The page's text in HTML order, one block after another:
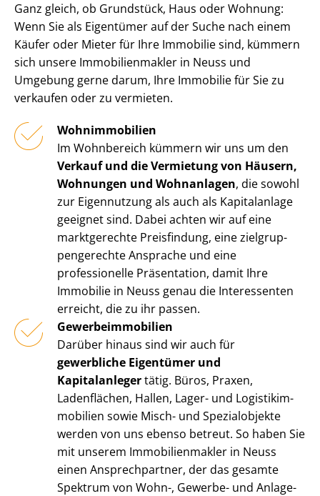
Ganz gleich, ob Grundstück, Haus oder Wohnung:
Wenn Sie als Eigentümer auf der Suche nach einem
Käufer oder Mieter für Ihre Immobilie sind, kümmern
sich unsere Im­mo­bi­li­en­mak­ler in Neuss und
Umgebung gerne darum, Ihre Immobilie für Sie zu
verkaufen oder zu vermieten.
Wohnimmobilien
Im Wohnbereich kümmern wir uns um den
Verkauf und die Vermietung von Häusern,
Wohnungen und Wohnanlagen, die sowohl
zur Eigennutzung als auch als Kapitalanlage
geeignet sind. Dabei achten wir auf eine
marktgerechte Preisfindung, eine ziel­grup­
pen­ge­rech­te Ansprache und eine
professionelle Präsentation, damit Ihre
Immobilie in Neuss genau die Interessenten
erreicht, die zu ihr passen.
Ge­wer­be­im­mo­bi­li­en
Darüber hinaus sind wir auch für
gewerbliche Eigentümer und
Kapitalanlegertätig. Büros, Praxen,
Ladenflächen, Hallen, Lager- und Lo­gis­tik­im­
mo­bi­li­en sowie Misch- und Spezialobjekte
werden von uns ebenso betreut. So haben Sie
mit unserem Im­mo­bi­li­en­mak­ler in Neuss
einen Ansprechpartner, der das gesamte
Spektrum von Wohn-, Gewerbe- und An­la­ge­